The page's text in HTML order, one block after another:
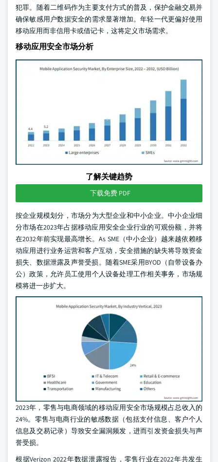
犯罪。随着二维码作为主要支付方式的普及，保护金融交易并
确保敏感用户数据安全的需求显著增加。年轻一代更偏好使用
移动应用而非信用卡或借记卡，这将定义市场需求。
移动应用安全市场分析
了解关键趋势
下载免费 PDF
按企业规模划分，市场分为大型企业和中小企业。中小企业细
分市场在2023年占据移动应用安全企业行业的可观份额，并将
在2032年前实现最高增长。As SME（中小企业）越来越依赖移
动应用进行业务运营和客户互动，安全措施的缺失将导致资金
损失、数据泄露及声誉受损。随着SME采用BYOD（自带设备办
公）政策，允许员工使用个人设备处理工作相关事务，市场规
模将进一步扩大。
2023年，零售与电商领域的移动应用安全市场规模占总收入的
24%。零售与电商行业的敏感数据（包括支付信息、客户个人
信息及交易记录）导致安全漏洞频发，进而引发资金损失与声
誉受损。
根据Verizon 2022年数据泄露报告，零售行业在2022年共发生